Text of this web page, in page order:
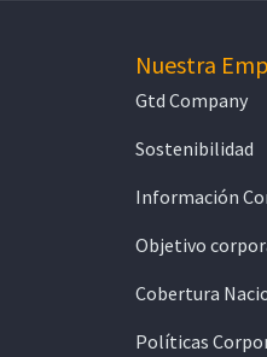
Nuestra
Gtd Company
Sostenibilidad
Información
Objetivo
Cobertura
Políticas